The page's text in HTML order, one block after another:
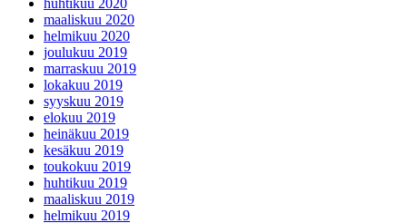
huhtikuu 2020
maaliskuu 2020
helmikuu 2020
joulukuu 2019
marraskuu 2019
lokakuu 2019
syyskuu 2019
elokuu 2019
heinäkuu 2019
kesäkuu 2019
toukokuu 2019
huhtikuu 2019
maaliskuu 2019
helmikuu 2019